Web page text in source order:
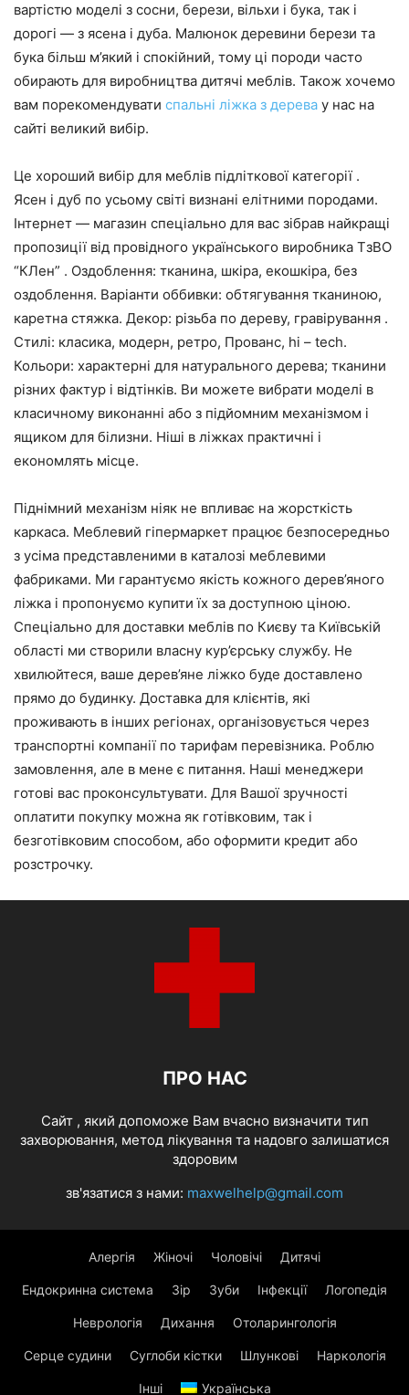
вартістю моделі з сосни, берези, вільхи і бука, так і
дорогі — з ясена і дуба. Малюнок деревини берези та
бука більш м’який і спокійний, тому ці породи часто
обирають для виробництва дитячі меблів. Також хочемо
вам порекомендувати спальні ліжка з дерева у нас на
сайті великий вибір.
Це хороший вибір для меблів підліткової категорії .
Ясен і дуб по усьому світі визнані елітними породами.
Інтернет — магазин спеціально для вас зібрав найкращі
пропозиції від провідного українського виробника ТзВО
“КЛен” . Оздоблення: тканина, шкіра, екошкіра, без
оздоблення. Варіанти оббивки: обтягування тканиною,
каретна стяжка. Декор: різьба по дереву, гравірування .
Стилі: класика, модерн, ретро, Прованс, hi – tech.
Кольори: характерні для натурального дерева; тканини
різних фактур і відтінків. Ви можете вибрати моделі в
класичному виконанні або з підйомним механізмом і
ящиком для білизни. Ніші в ліжках практичні і
економлять місце.
Піднімний механізм ніяк не впливає на жорсткість
каркаса. Меблевий гіпермаркет працює безпосередньо
з усіма представленими в каталозі меблевими
фабриками. Ми гарантуємо якість кожного дерев’яного
ліжка і пропонуємо купити їх за доступною ціною.
Спеціально для доставки меблів по Києву та Київській
області ми створили власну кур’єрську службу. Не
хвилюйтеся, ваше дерев’яне ліжко буде доставлено
прямо до будинку. Доставка для клієнтів, які
проживають в інших регіонах, організовується через
транспортні компанії по тарифам перевізника. Роблю
замовлення, але в мене є питання. Наші менеджери
готові вас проконсультувати. Для Вашої зручності
оплатити покупку можна як готівковим, так і
безготівковим способом, або оформити кредит або
розстрочку.
ПРО НАС
Cайт , який допоможе Вам вчасно визначити тип
захворювання, метод лікування та надовго залишатися
здоровим
зв'язатися з нами: maxwelhelp@gmail.com
Алергія Жіночі Чоловічі Дитячі
Ендокринна система Зір Зуби Інфекції Логопедія
Неврологія Дихання Отоларингологія
Серце судини Суглоби кістки Шлункові Наркологія
Інші Українська